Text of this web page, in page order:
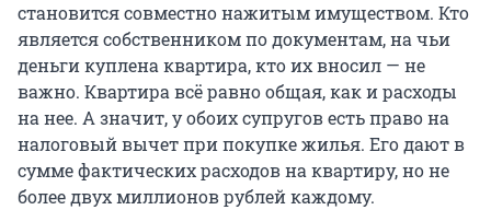
становится совместно нажитым имуществом. Кто
является собственником по документам, на чьи
деньги куплена квартира, кто их вносил — не
важно. Квартира всё равно общая, как и расходы
на нее. А значит, у обоих супругов есть право на
налоговый вычет при покупке жилья. Его дают в
сумме фактических расходов на квартиру, но не
более двух миллионов рублей каждому.